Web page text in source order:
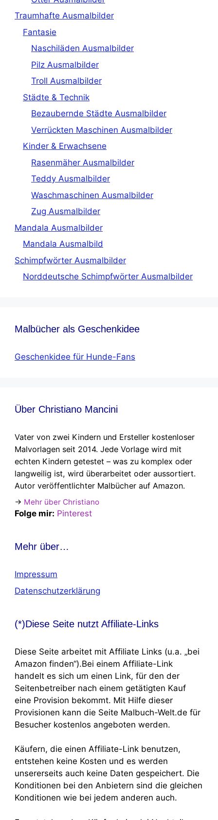
Traumhafte Ausmalbilder
Fantasie
Naschiläden Ausmalbilder
Pilz Ausmalbilder
Troll Ausmalbilder
Städte & Technik
Bezaubernde Städte Ausmalbilder
Verrückten Maschinen Ausmalbilder
Kinder & Erwachsene
Rasenmäher Ausmalbilder
Teddy Ausmalbilder
Waschmaschinen Ausmalbilder
Zug Ausmalbilder
Mandala Ausmalbilder
Mandala Ausmalbild
Schimpfwörter Ausmalbilder
Norddeutsche Schimpfwörter Ausmalbilder
Malbücher als Geschenkidee
Geschenkidee für Hunde-Fans
Über Christiano Mancini
Vater von zwei Kindern und Ersteller kostenloser
Malvorlagen seit 2014. Jede Vorlage wird mit
echten Kindern getestet – was zu komplex oder
langweilig ist, wird überarbeitet oder aussortiert.
Autor veröffentlichter Malbücher auf Amazon.
→ Mehr über Christiano
Folge mir: Pinterest
Mehr über…
Impressum
Datenschutzerklärung
(*)Diese Seite nutzt Affiliate-Links
Diese Seite arbeitet mit Affiliate Links (u.a. „bei
Amazon finden“).Bei einem Affiliate-Link
handelt es sich um einen Link, für den der
Seitenbetreiber nach einem getätigten Kauf
eine Provision bekommt. Mit Hilfe dieser
Provisionen kann die Seite Malbuch-Welt.de für
Besucher kostenlos angeboten werden.
Käufern, die einen Affiliate-Link benutzen,
entstehen keine Kosten und es werden
unsererseits auch keine Daten gespeichert. Die
Konditionen bei den Anbietern sind die gleichen
Konditionen wie bei jedem anderen auch.